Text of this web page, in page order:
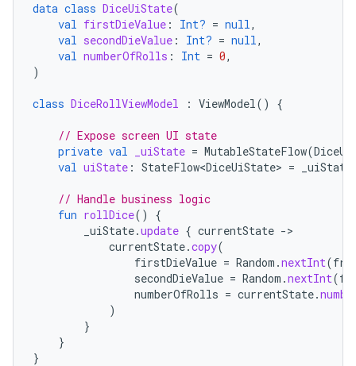
data class DiceUiState(
val firstDieValue : Int? = null,
val secondDieValue : Int? = null,
val numberOfRolls : Int = 0,
)
class DiceRollViewModel : ViewModel() {
// Expose screen UI state
private val _uiState = MutableStateFlow(
val uiState : StateFlow<DiceUiState> = _uiState
// Handle business logic
fun rollDice()
{
_uiState.update { currentState -
currentState.copy(
firstDieValue = Random .nextInt(
secondDieValue = Random .nextInt(
numberOfRolls = currentState.
)
}
}
}